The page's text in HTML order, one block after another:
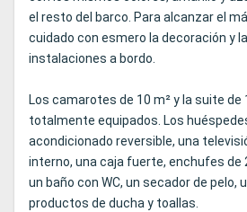
el resto del barco. Para alcanzar el
cuidado con esmero la decoración y
instalaciones a bordo.
Los camarotes de 10 m² y la suite de
totalmente equipados. Los
acondicionado reversible, una
interno, una caja fuerte, enchufes de
un baño con WC, un secador de pelo,
productos de ducha y toallas.